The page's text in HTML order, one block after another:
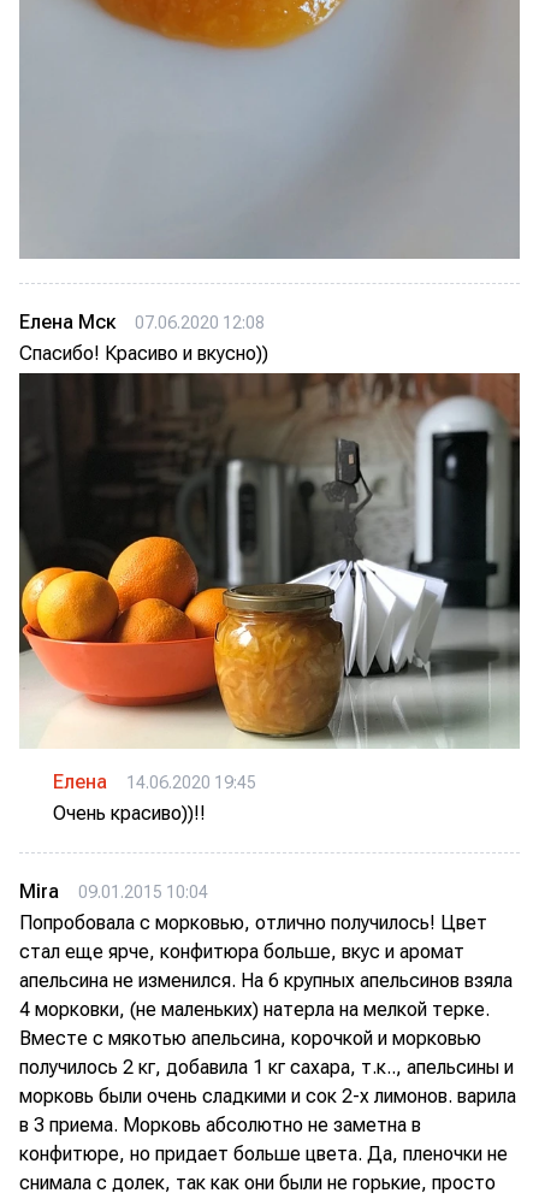
Елена Мск 07.06.2020 12:08
Спасибо! Красиво и вкусно))
Елена 14.06.2020 19:45
Очень красиво))!!
Mira 09.01.2015 10:04
Попробовала с морковью, отлично получилось! Цвет
стал еще ярче, конфитюра больше, вкус и аромат
апельсина не изменился. На 6 крупных апельсинов взяла
4 морковки, (не маленьких) натерла на мелкой терке.
Вместе с мякотью апельсина, корочкой и морковью
получилось 2 кг, добавила 1 кг сахара, т.к.., апельсины и
морковь были очень сладкими и сок 2-х лимонов. варила
в 3 приема. Морковь абсолютно не заметна в
конфитюре, но придает больше цвета. Да, пленочки не
снимала с долек, так как они были не горькие, просто